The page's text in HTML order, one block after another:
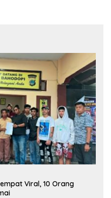
Viral, 10 Orang